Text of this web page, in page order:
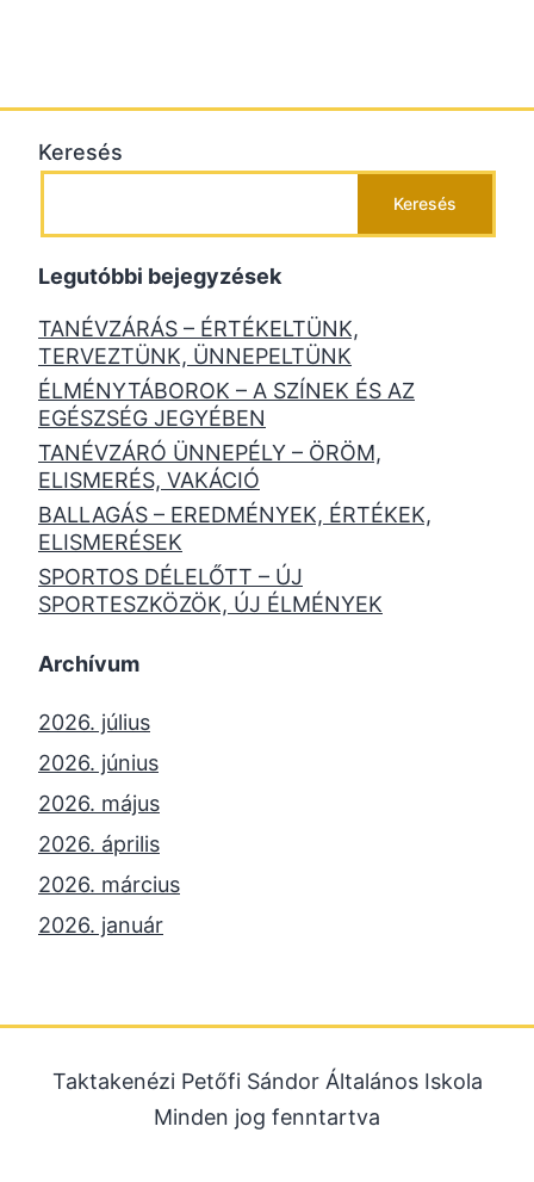
Keresés
Keresés
Legutóbbi bejegyzések
TANÉVZÁRÁS – ÉRTÉKELTÜNK,
TERVEZTÜNK, ÜNNEPELTÜNK
ÉLMÉNYTÁBOROK – A SZÍNEK ÉS AZ
EGÉSZSÉG JEGYÉBEN
TANÉVZÁRÓ ÜNNEPÉLY – ÖRÖM,
ELISMERÉS, VAKÁCIÓ
BALLAGÁS – EREDMÉNYEK, ÉRTÉKEK,
ELISMERÉSEK
SPORTOS DÉLELŐTT – ÚJ
SPORTESZKÖZÖK, ÚJ ÉLMÉNYEK
Archívum
2026. július
2026. június
2026. május
2026. április
2026. március
2026. január
2025. július
2025. június
Taktakenézi Petőfi Sándor Általános Iskola
Minden jog fenntartva